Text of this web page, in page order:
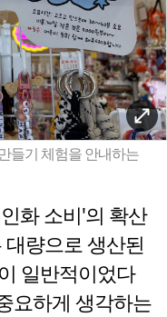
들기 체험을 안내하는
화 소비'의 확산
량으로 생산된
일반적이었다
요하게 생각하는